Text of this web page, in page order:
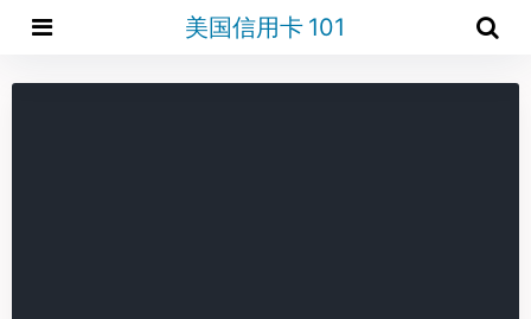
美国信用卡 101